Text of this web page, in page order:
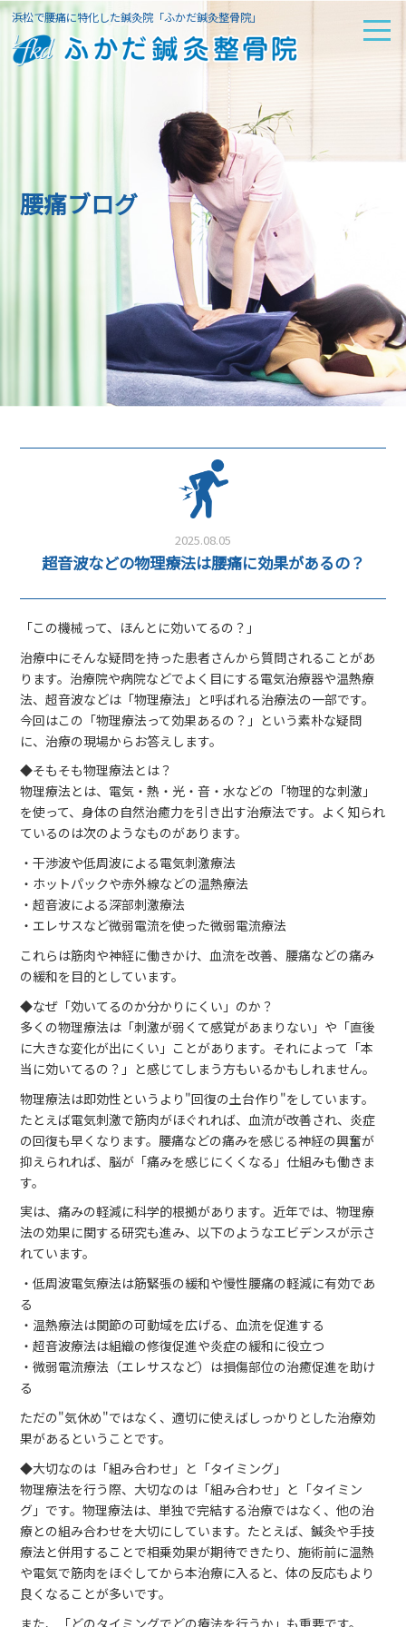
浜松で腰痛に特化した鍼灸院「ふかだ鍼灸整骨院」
腰痛ブログ
2025.08.05
超音波などの物理療法は腰痛に効果があるの？
「この機械って、ほんとに効いてるの？」
治療中にそんな疑問を持った患者さんから質問されることがあ
ります。治療院や病院などでよく目にする電気治療器や温熱療
法、超音波などは「物理療法」と呼ばれる治療法の一部です。
今回はこの「物理療法って効果あるの？」という素朴な疑問
に、治療の現場からお答えします。
◆そもそも物理療法とは？
物理療法とは、電気・熱・光・音・水などの「物理的な刺激」
を使って、身体の自然治癒力を引き出す治療法です。よく知られ
ているのは次のようなものがあります。
・干渉波や低周波による電気刺激療法
・ホットパックや赤外線などの温熱療法
・超音波による深部刺激療法
・エレサスなど微弱電流を使った微弱電流療法
これらは筋肉や神経に働きかけ、血流を改善、腰痛などの痛み
の緩和を目的としています。
◆なぜ「効いてるのか分かりにくい」のか？
多くの物理療法は「刺激が弱くて感覚があまりない」や「直後
に大きな変化が出にくい」ことがあります。それによって「本
当に効いてるの？」と感じてしまう方もいるかもしれません。
物理療法は即効性というより"回復の土台作り"をしています。
たとえば電気刺激で筋肉がほぐれれば、血流が改善され、炎症
の回復も早くなります。腰痛などの痛みを感じる神経の興奮が
抑えられれば、脳が「痛みを感じにくくなる」仕組みも働きま
す。
実は、痛みの軽減に科学的根拠があります。近年では、物理療
法の効果に関する研究も進み、以下のようなエビデンスが示さ
れています。
・低周波電気療法は筋緊張の緩和や慢性腰痛の軽減に有効であ
る
・温熱療法は関節の可動域を広げる、血流を促進する
・超音波療法は組織の修復促進や炎症の緩和に役立つ
・微弱電流療法（エレサスなど）は損傷部位の治癒促進を助け
る
ただの"気休め"ではなく、適切に使えばしっかりとした治療効
果があるということです。
◆大切なのは「組み合わせ」と「タイミング」
物理療法を行う際、大切なのは「組み合わせ」と「タイミン
グ」です。物理療法は、単独で完結する治療ではなく、他の治
療との組み合わせを大切にしています。たとえば、鍼灸や手技
療法と併用することで相乗効果が期待できたり、施術前に温熱
や電気で筋肉をほぐしてから本治療に入ると、体の反応もより
良くなることが多いです。
また、「どのタイミングでどの療法を行うか」も重要です。